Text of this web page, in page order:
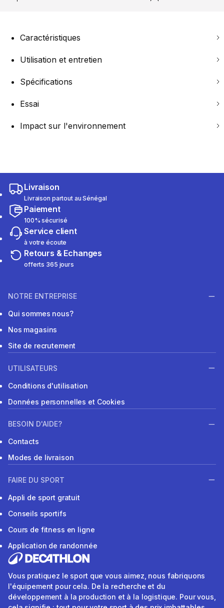
Caractéristiques
Utilisation et entretien
Spécifications
Essai
Impact sur l'environnement
Livraison
Livraison partout au Sénégal
Paiement
100% sécurisé
Service client
à votre écoute
Retours & Echanges
offerts 365 jours
NOTRE ENTREPRISE
Qui sommes nous?
Nos magasins
Site de recrutement
UTILISATEURS
Conditions d'utilisation
Données personnelles et Cookies
BESOIN D'AIDE?
Contacts
Modes de livraison
FAIRE DU SPORT
Appli de sport gratuit
Conseils sportifs
Cours de fitness en ligne
Application de randonnée
Vous pratiquez le sport que vous aimez, nous fabriquons
l'équipement pour cela. De la recherche et du
développement à la production et à la logistique. Pour vous,